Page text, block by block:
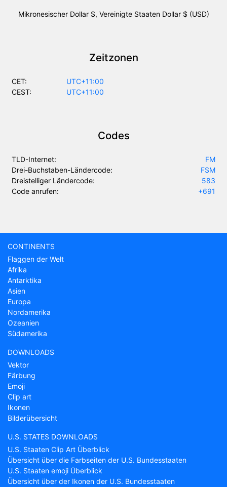
Mikronesischer Dollar $, Vereinigte Staaten Dollar $ (USD)
Zeitzonen
CET:
UTC+11:00
CEST:
UTC+11:00
Codes
TLD-Internet:
FM
Drei-Buchstaben-Ländercode:
FSM
Dreistelliger Ländercode:
583
Code anrufen:
+691
CONTINENTS
Flaggen der Welt
Afrika
Antarktika
Asien
Europa
Nordamerika
Ozeanien
Südamerika
DOWNLOADS
Vektor
Färbung
Emoji
Clip art
Ikonen
Bilderübersicht
U.S. STATES DOWNLOADS
U.S. Staaten Clip Art Überblick
Übersicht über die Farbseiten der U.S. Bundesstaaten
U.S. Staaten emoji Überblick
Übersicht über der Ikonen der U.S. Bundesstaaten